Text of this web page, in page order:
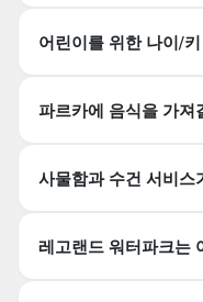
라 이동 서비스나 조
오픈 날짜 티켓은 구
문할 수 있도록 해줍니
어린이를 위한 나이/
일부 미끄럼틀과 놀이
있습니다.3세 미만의
파르카에 음식을 가져
안전 및 위생 규정에
토랑과 카페가 있습니
사물함과 수건 서비스
예. 공원 내 잠금식 사
레고랜드 워터파크는